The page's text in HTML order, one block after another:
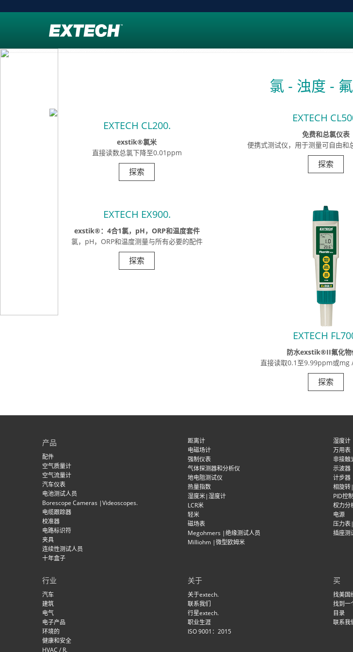
氯 - 浊度 -
EXTECH CL200.
exstik®氯米
直接读数总氯下降至0.01ppm
探索
EXTECH
免费和总氯仪表
便携式测试仪，用于测量可自由和
探索
EXTECH EX900.
exstik®：4合1氯，pH，ORP和温度套件
氯，pH，ORP和温度测量与所有必要的配件
探索
EXTECH
防水exstik®II氟化物
直接读取0.1至9.99ppm或mg
探索
产品
配件
空气质量计
空气流量计
汽车仪表
电池测试人员
Borescope Cameras |Videoscopes.
电缆跟踪器
校准器
电路标识符
夹具
连续性测试人员
十年盒子
距离计
电磁场计
强制仪表
气体探测器和分析仪
地电阻测试仪
热量指数
湿度米|湿度计
LCR米
轻米
磁场表
Megohmers |绝缘测试人员
Milliohm |微型欧姆米
湿度计
万用表
非接触
示波器
计步器
相旋转
PID控
权力分
电源
压力
插座测
行业
汽车
建筑
电气
电子产品
环境的
健康和安全
HVAC / R.
关于
关于extech.
联系我们
行星extech.
职业生涯
ISO 9001：2015
买
找美国
找到一
目录
联系我